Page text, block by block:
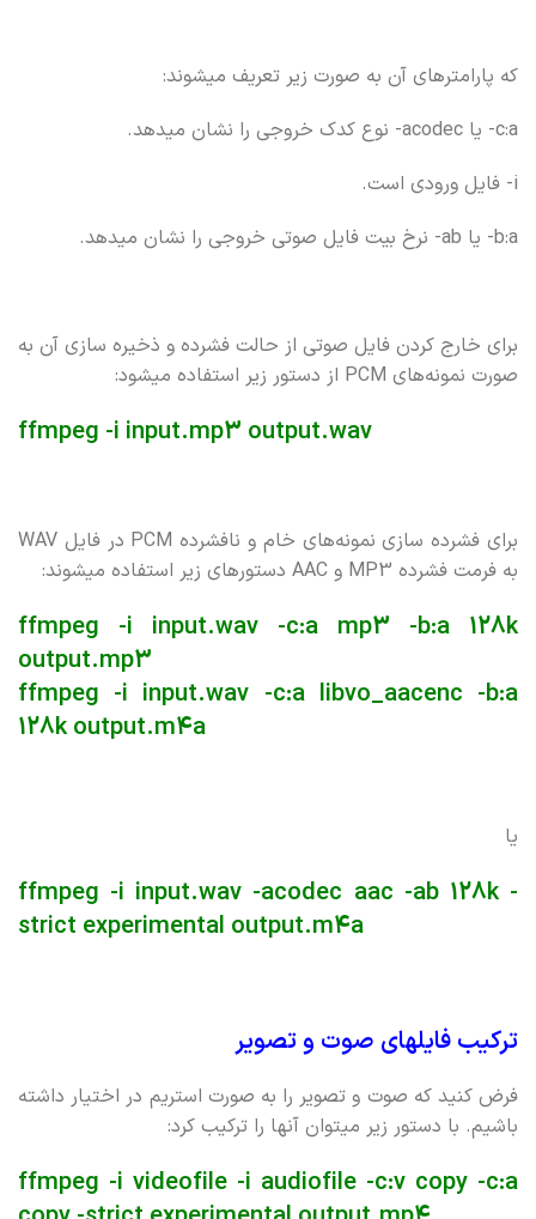
که پارامترهای آن به صورت زیر تعریف میشوند:
c:a- یا acodec- نوع کدک خروجی را نشان میدهد.
i- فایل ورودی است.
b:a- یا ab- نرخ بیت فایل صوتی خروجی را نشان میدهد.
برای خارج کردن فایل صوتی از حالت فشرده و ذخیره سازی آن به
صورت نمونه‌های PCM از دستور زیر استفاده میشود:
ffmpeg -i input.mp3 output.wav
برای فشرده سازی نمونه‌های خام و نافشرده PCM در فایل WAV
به فرمت فشرده MP3 و AAC دستورهای زیر استفاده میشوند:
ffmpeg -i input.wav -c:a mp3 -b:a 128k
output.mp3
ffmpeg -i input.wav -c:a libvo_aacenc -b:a
128k output.m4a
یا
ffmpeg -i input.wav -acodec aac -ab 128k -
strict experimental output.m4a
ترکیب فایلهای صوت و تصویر
فرض کنید که صوت و تصویر را به صورت استریم در اختیار داشته
باشیم. با دستور زیر میتوان آنها را ترکیب کرد:
ffmpeg -i videofile -i audiofile -c:v copy -c:a